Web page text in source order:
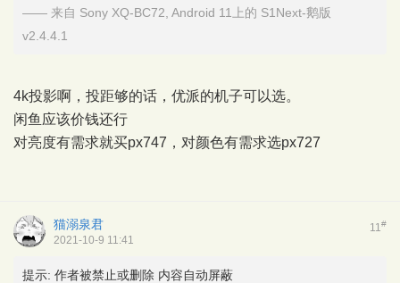
—— 来自 Sony XQ-BC72, Android 11上的 S1Next-鹅版
v2.4.4.1
4k投影啊，投距够的话，优派的机子可以选。
闲鱼应该价钱还行
对亮度有需求就买px747，对颜色有需求选px727
11#
猫溺泉君
2021-10-9 11:41
提示: 作者被禁止或删除 内容自动屏蔽